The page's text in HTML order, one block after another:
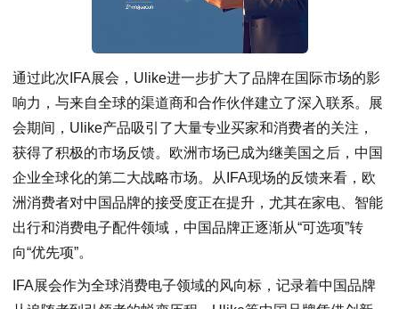
通过此次IFA展会，Ulike进一步扩大了品牌在国际市场的影
响力，与来自全球的渠道商和合作伙伴建立了深入联系。展
会期间，Ulike产品吸引了大量专业买家和消费者的关注，
获得了积极的市场反馈。欧洲市场已成为继美国之后，中国
企业全球化的第二大战略市场。从IFA现场的反馈来看，欧
洲消费者对中国品牌的接受度正在提升，尤其在家电、智能
出行和消费电子配件领域，中国品牌正逐渐从“可选项”转
向“优先项”。
IFA展会作为全球消费电子领域的风向标，记录着中国品牌